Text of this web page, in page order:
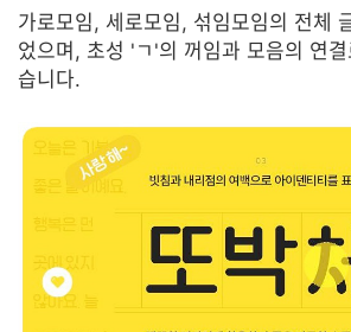
가로모임, 세로모임, 섞임모임의 전체
었으며, 초성 'ㄱ'의 꺼임과 모음의 연
습니다.